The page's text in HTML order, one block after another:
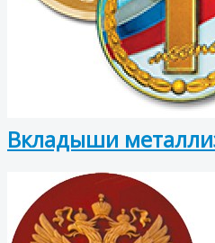
Вкладыши